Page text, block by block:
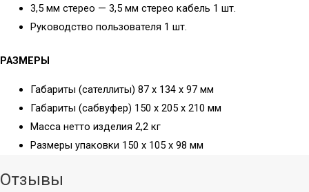
Микрофоны для
блогеров
Микрофоны для
Студийные
Вокальные
Инструментальные
Накамерные
оголовьем
3,5 мм стерео — 3,5 мм стерео кабель 1 шт.
Руководство пользователя 1 шт.
РАЗМЕРЫ
Габариты (сателлиты) 87 x 134 x 97 мм
Габариты (сабвуфер) 150 x 205 x 210 мм
Масса нетто изделия 2,2 кг
Размеры упаковки 150 х 105 х 98 мм
Отзывы